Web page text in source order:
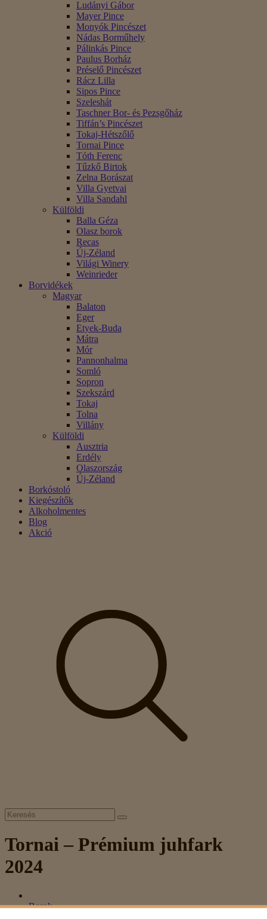
Ludányi Gábor
Mayer Pince
Monyók Pincészet
Nádas Borműhely
Pálinkás Pince
Paulus Borház
Préselő Pincészet
Rácz Lilla
Sipos Pince
Szeleshát
Taschner Bor- és Pezsgőház
Tiffán’s Pincészet
Tokaj-Hétszőlő
Tornai Pince
Tóth Ferenc
Tűzkő Birtok
Zelna Borászat
Villa Gyetvai
Villa Sandahl
Külföldi
Balla Géza
Olasz borok
Recas
Új-Zéland
Világi Winery
Weinrieder
Borvidékek
Magyar
Balaton
Eger
Etyek-Buda
Mátra
Mór
Pannonhalma
Somló
Sopron
Szekszárd
Tokaj
Tolna
Villány
Külföldi
Ausztria
Erdély
Olaszország
Új-Zéland
Borkóstoló
Kiegészítők
Alkoholmentes
Blog
Akció
Tornai – Prémium juhfark
2024
Borok